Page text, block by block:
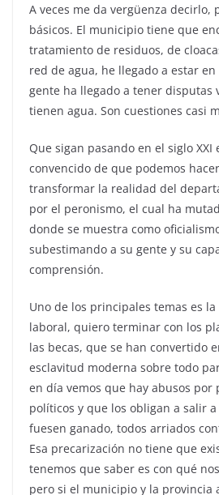
A veces me da vergüenza decirlo,
básicos. El municipio tiene que
tratamiento de residuos, de
red de agua, he llegado a estar
gente ha llegado a tener disputas
tienen agua. Son cuestiones casi
Que sigan pasando en el siglo XXI
convencido de que podemos
transformar la realidad del
por el peronismo, el cual ha
donde se muestra como
subestimando a su gente y su
comprensión.
Uno de los principales temas es
laboral, quiero terminar con los
las becas, que se han convertido
esclavitud moderna sobre todo
en día vemos que hay abusos por
políticos y que los obligan a salir
fuesen ganado, todos arriados
Esa precarización no tiene que
tenemos que saber es con qué
pero si el municipio y la provincia